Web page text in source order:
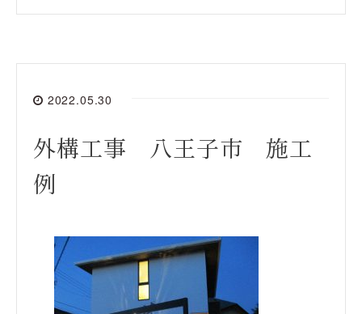
2022.05.30
外構工事 八王子市 施工
例